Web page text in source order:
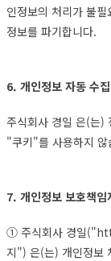
인정보의 처리가 불
정보를 파기합니다.
6. 개인정보 자동 수
주식회사 경일 은(는)
"쿠키"를 사용하지 않
7. 개인정보 보호책임
① 주식회사 경일
지") 은(는) 개인정보